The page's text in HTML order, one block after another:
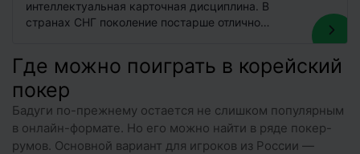
интеллектуальная карточная дисциплина. В
странах СНГ поколение постарше отлично
Где можно поиграть в корейский
покер
Бадуги по-прежнему остается не слишком популярным
в онлайн-формате. Но его можно найти в ряде покер-
румов. Основной вариант для игроков из России —